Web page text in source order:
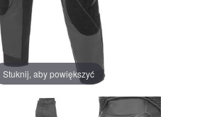
Stuknij, aby powiększyć